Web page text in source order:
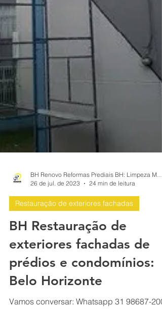
26 de jul. de 2023
24 min de leitura
Restauração de exteriores fachadas
BH Restauração de
exteriores fachadas de